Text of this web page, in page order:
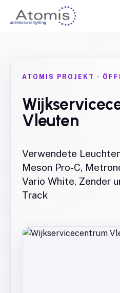
ATOMIS PROJEKT ·
Vleuten
Verwendete
Meson Pro-C,
Vario White, Zender
Track